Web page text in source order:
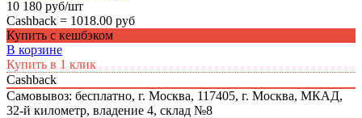
10 180 руб/шт
Cashback = 1018.00 руб
Купить с кешбэком
В корзине
Купить в 1 клик
Cashback
Самовывоз: бесплатно, г. Москва, 117405, г. Москва, МКАД,
32-й километр, владение 4, склад №8